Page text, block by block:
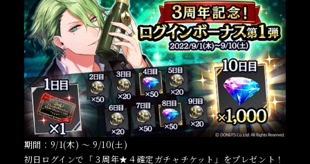
期間：9/1(木) ～ 9/10(土)
初日ログインで「３周年★４確定ガチャチケット」をプレゼント！